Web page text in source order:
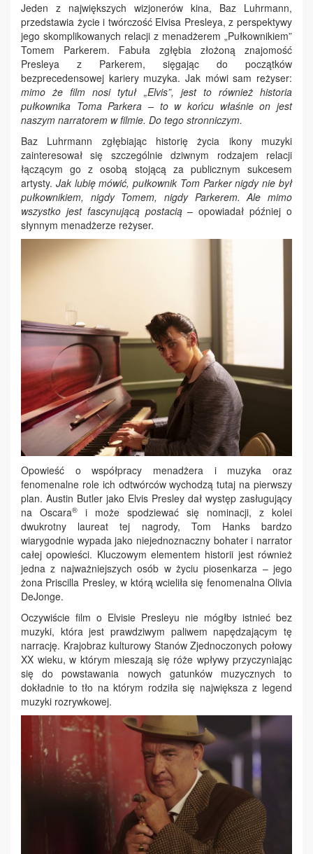
Jeden z największych wizjonerów kina, Baz Luhrmann,
przedstawia życie i twórczość Elvisa Presleya, z perspektywy
jego skomplikowanych relacji z menadżerem „Pułkownikiem”
Tomem Parkerem. Fabuła zgłębia złożoną znajomość
Presleya z Parkerem, sięgając do początków
bezprecedensowej kariery muzyka. Jak mówi sam reżyser:
mimo że film nosi tytuł „Elvis”, jest to również historia
pułkownika Toma Parkera – to w końcu właśnie on jest
naszym narratorem w filmie. Do tego stronniczym.
Baz Luhrmann zgłębiając historię życia ikony muzyki
zainteresował się szczególnie dziwnym rodzajem relacji
łączącym go z osobą stojącą za publicznym sukcesem
artysty. Jak lubię mówić, pułkownik Tom Parker nigdy nie był
pułkownikiem, nigdy Tomem, nigdy Parkerem. Ale mimo
wszystko jest fascynującą postacią– opowiadał później o
słynnym menadżerze reżyser.
Opowieść o współpracy menadżera i muzyka oraz
fenomenalne role ich odtwórców wychodzą tutaj na pierwszy
plan. Austin Butler jako Elvis Presley dał występ zasługujący
na Oscara®
i może spodziewać się nominacji, z kolei
dwukrotny laureat tej nagrody, Tom Hanks bardzo
wiarygodnie wypada jako niejednoznaczny bohater i narrator
całej opowieści. Kluczowym elementem historii jest również
jedna z najważniejszych osób w życiu piosenkarza – jego
żona Priscilla Presley, w którą wcieliła się fenomenalna Olivia
DeJonge.
Oczywiście film o Elvisie Presleyu nie mógłby istnieć bez
muzyki, która jest prawdziwym paliwem napędzającym tę
narrację. Krajobraz kulturowy Stanów Zjednoczonych połowy
XX wieku, w którym mieszają się róże wpływy przyczyniając
się do powstawania nowych gatunków muzycznych to
dokładnie to tło na którym rodziła się największa z legend
muzyki rozrywkowej.